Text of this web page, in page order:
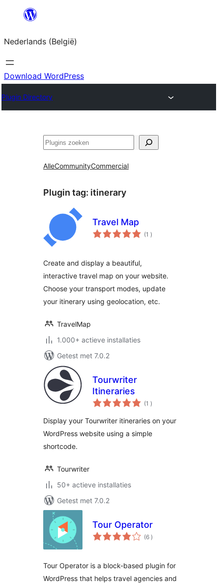
Spring
de
inhoud
Nederlands (België)
Download WordPress
Plugin Directory
Zoeken
AlleCommunityCommercial
Plugin tag: itinerary
Travel Map
(1 aantal
beoordelingen
)
Create and display a beautiful,
interactive travel map on your website.
Choose your transport modes, update
your itinerary using geolocation, etc.
TravelMap
1.000+ actieve installaties
Getest met 7.0.2
Tourwriter
Itineraries
(1 aantal
beoordelingen
)
Display your Tourwriter itineraries on your
WordPress website using a simple
shortcode.
Tourwriter
50+ actieve installaties
Getest met 7.0.2
Tour Operator
(6 aantal
beoordelingen
)
Tour Operator is a block-based plugin for
WordPress that helps travel agencies and